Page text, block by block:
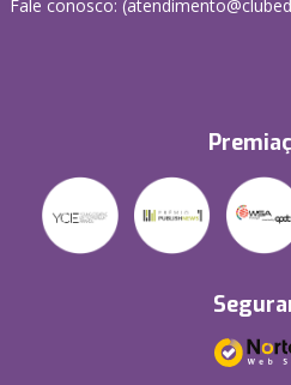
Fale conosco: